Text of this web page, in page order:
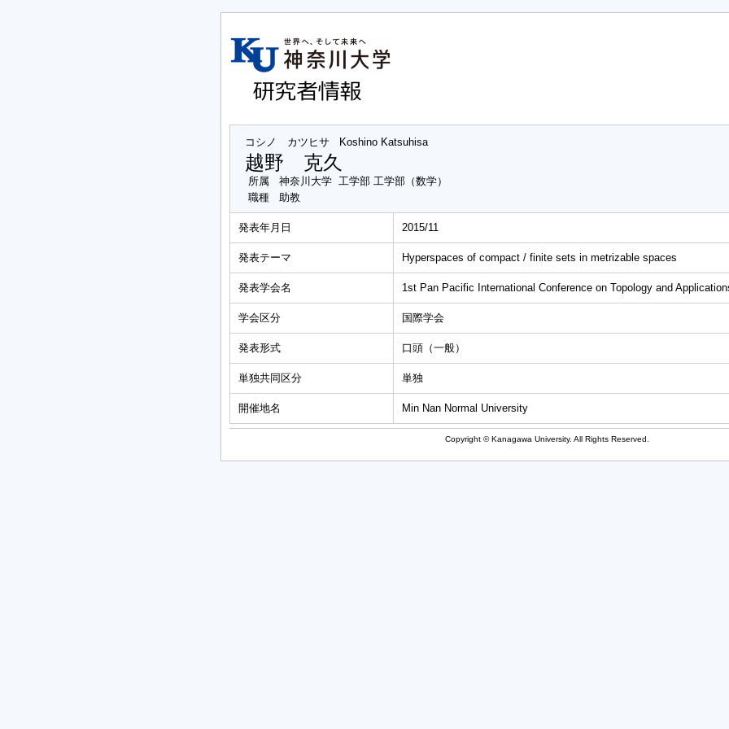
コシノ カツヒサ Koshino Katsuhisa
越野 克久
所属
神奈川大学 工学部 工学部（数学）
職種
助教
発表年月日 2015/11
発表テーマ Hyperspaces of compact / finite sets in metrizable spaces
発表学会名 1st Pan Pacific International Conference on Topology and
学会区分 国際学会
発表形式 口頭（一般）
単独共同区分 単独
開催地名 Min Nan Normal University
Copyright © Kanagawa University. All Rights Reserved.